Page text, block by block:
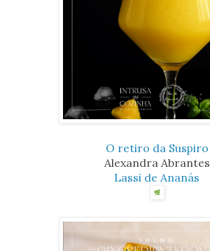
O retiro da Suspiro
Alexandra Abrantes
Lassi de Ananás